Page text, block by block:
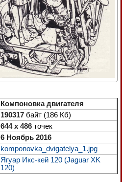
Компоновка двигателя
190317 байт (186 Кб)
644 x 486 точек
6 Ноябрь 2016
komponovka_dvigatelya_1.jpg
Ягуар Икс-кей 120 (Jaguar XK
120)